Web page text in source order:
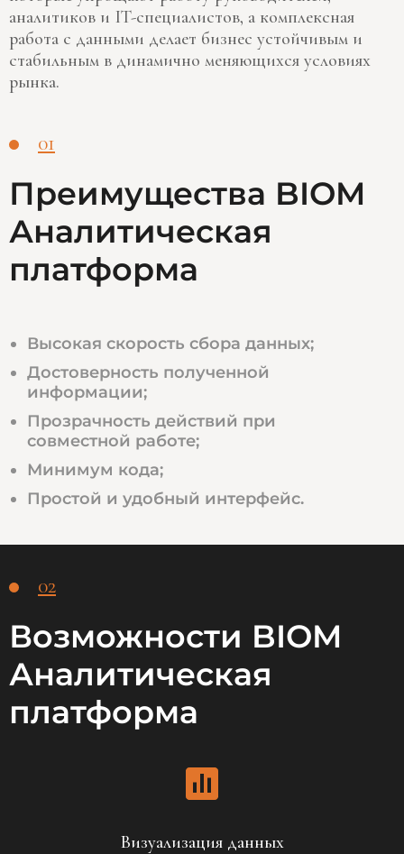
аналитиков и IT-специалистов, а комплексная
работа с данными делает бизнес устойчивым и
стабильным в динамично меняющихся условиях
рынка.
01
Преимущества BIOM
Аналитическая
платформа
Высокая скорость сбора данных;
Достоверность полученной
информации;
Прозрачность действий при
совместной работе;
Минимум кода;
Простой и удобный интерфейс.
02
Возможности BIOM
Аналитическая
платформа
Визуализация данных